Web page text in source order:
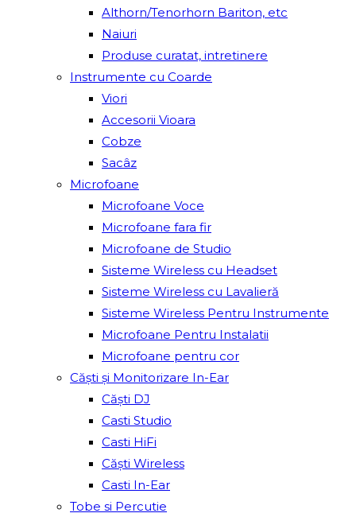
Althorn/Tenorhorn Bariton, etc
Naiuri
Produse curatat, intretinere
Instrumente cu Coarde
Viori
Accesorii Vioara
Cobze
Sacâz
Microfoane
Microfoane Voce
Microfoane fara fir
Microfoane de Studio
Sisteme Wireless cu Headset
Sisteme Wireless cu Lavalieră
Sisteme Wireless Pentru Instrumente
Microfoane Pentru Instalatii
Microfoane pentru cor
Căști și Monitorizare In-Ear
Căști DJ
Casti Studio
Casti HiFi
Căști Wireless
Casti In-Ear
Tobe si Percutie